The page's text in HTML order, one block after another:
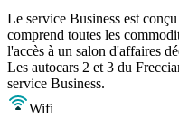
Le service Business est
comprend toutes les
l'accès à un salon d'affaires
Les autocars 2 et 3 du
service Business.
Wifi